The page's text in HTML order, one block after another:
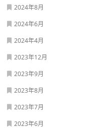
2024年8月
2024年6月
2024年4月
2023年12月
2023年9月
2023年8月
2023年7月
2023年6月